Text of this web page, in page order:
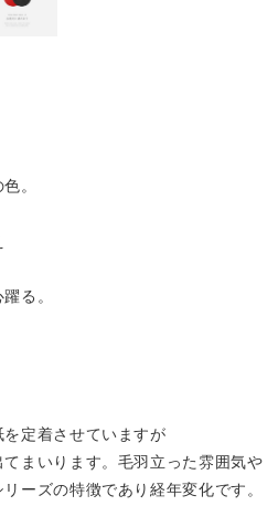
。
る。
定着させていますが
まいります。毛羽立った雰囲気や
ーズの特徴であり経年変化です。